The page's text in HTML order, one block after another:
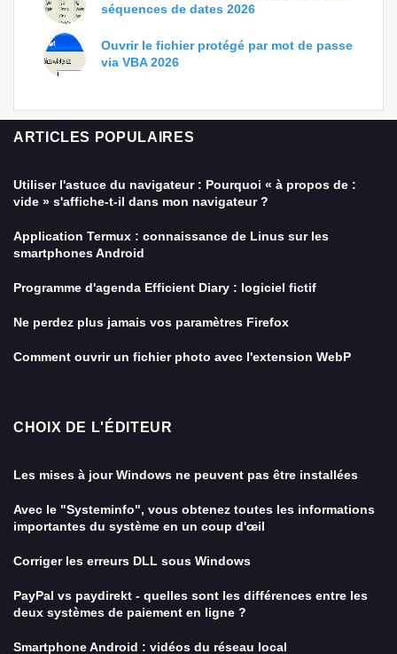
séquences de dates 2026
Ouvrir le fichier protégé par mot de passe
via VBA 2026
ARTICLES POPULAIRES
Utiliser l'astuce du navigateur : Pourquoi « à propos de :
vide » s'affiche-t-il dans mon navigateur ?
Application Termux : connaissance de Linus sur les
smartphones Android
Programme d'agenda Efficient Diary : logiciel fictif
Ne perdez plus jamais vos paramètres Firefox
Comment ouvrir un fichier photo avec l'extension WebP
CHOIX DE L'ÉDITEUR
Les mises à jour Windows ne peuvent pas être installées
Avec le "Systeminfo", vous obtenez toutes les informations
importantes du système en un coup d'œil
Corriger les erreurs DLL sous Windows
PayPal vs paydirekt - quelles sont les différences entre les
deux systèmes de paiement en ligne ?
Smartphone Android : vidéos du réseau local